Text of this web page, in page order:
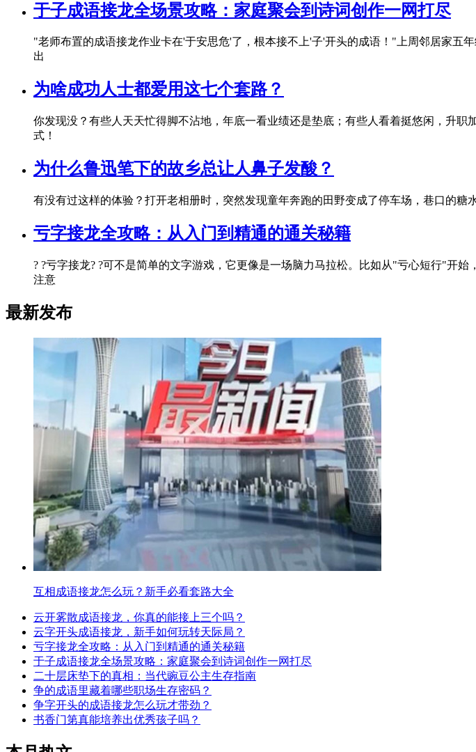
于子成语接龙全场景攻略：家庭聚会到诗词创作一网打尽
"老师布置的成语接龙作业卡在'于安思危'了，根本接不上'子'开头的成语！"上周邻居家五
出
为啥成功人士都爱用这七个套路？
你发现没？有些人天天忙得脚不沾地，年底一看业绩还是垫底；有些人看着挺悠闲，升
式！
为什么鲁迅笔下的故乡总让人鼻子发酸？
有没有过这样的体验？打开老相册时，突然发现童年奔跑的田野变成了停车场，巷口的
亏字接龙全攻略：从入门到精通的通关秘籍
? ?亏字接龙? ?可不是简单的文字游戏，它更像是一场脑力马拉松。比如从"亏心短行"开
注意
最新发布
互相成语接龙怎么玩？新手必看套路大全
云开雾散成语接龙，你真的能接上三个吗？
云字开头成语接龙，新手如何玩转天际局？
亏字接龙全攻略：从入门到精通的通关秘籍
于子成语接龙全场景攻略：家庭聚会到诗词创作一网打尽
二十层床垫下的真相：当代豌豆公主生存指南
争的成语里藏着哪些职场生存密码？
争字开头的成语接龙怎么玩才带劲？
书香门第真能培养出优秀孩子吗？